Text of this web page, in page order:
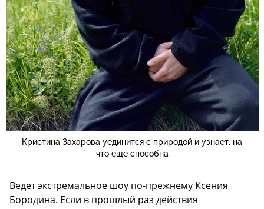
Кристина Захарова уединится с природой и узнает, на
что еще способна
Ведет экстремальное шоу по-прежнему Ксения
Бородина. Если в прошлый раз действия